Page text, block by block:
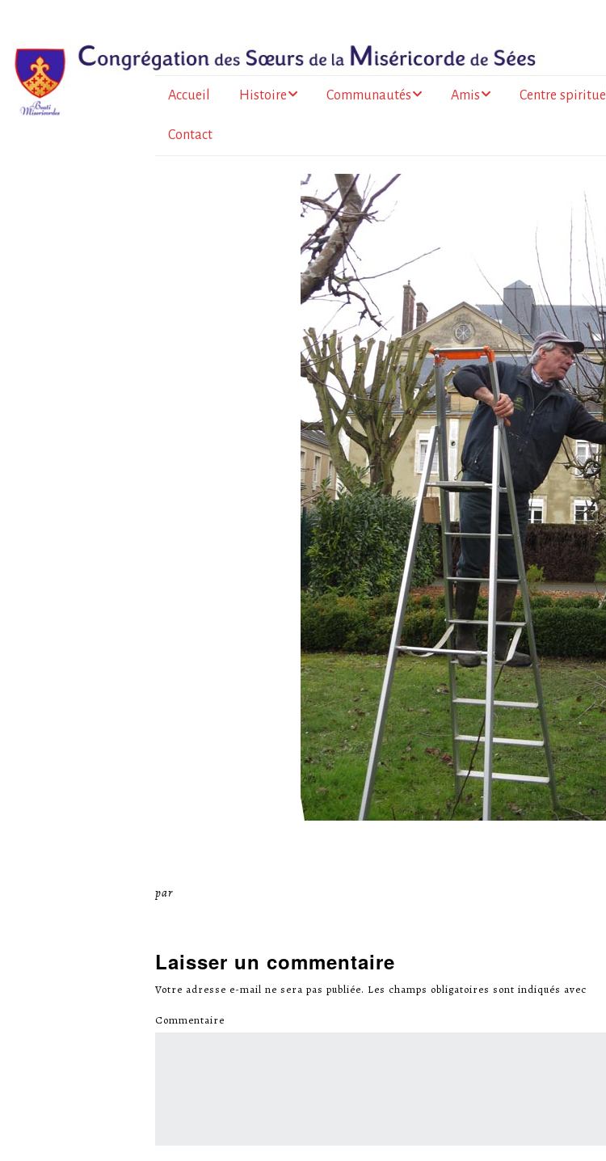
Accueil Histoire
Histoire de la
Congrégation
Communautés
À l’Île de la Réunion
Au Togo
Burkina Faso
La formation des
sœurs
Amis Centre spirituel
Contact
par
Laisser un commentaire
Votre adresse e-mail ne sera pas publiée. Les champs obligatoires sont indiqués avec
Commentaire